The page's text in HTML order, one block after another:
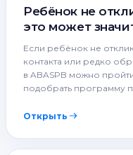
Ребёнок не
это может
Если ребёнок не
контакта или редко
в ABASPB можно
подобрать программу
Открыть